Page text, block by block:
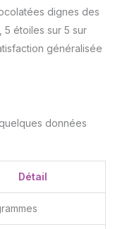
dignes des
5 étoiles sur 5 sur
généralisée
données
Détail